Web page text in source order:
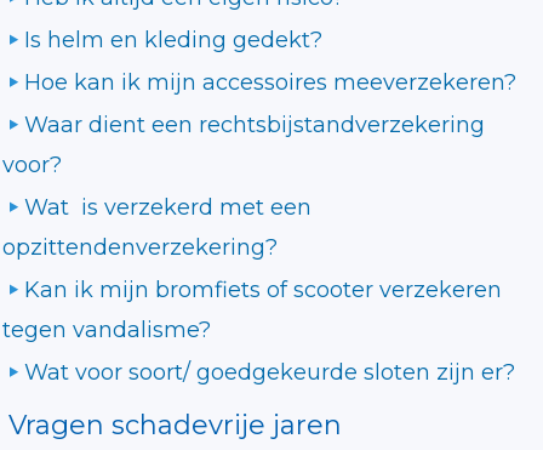
Is helm en kleding gedekt?
Hoe kan ik mijn accessoires meeverzekeren?
Waar dient een rechtsbijstandverzekering
voor?
Wat is verzekerd met een
opzittendenverzekering?
Kan ik mijn bromfiets of scooter verzekeren
tegen vandalisme?
Wat voor soort/ goedgekeurde sloten zijn er?
Vragen schadevrije jaren